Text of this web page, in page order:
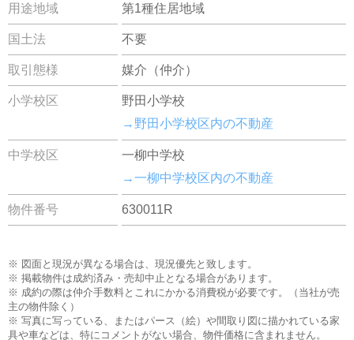
用途地域 第1種住居地域
国土法 不要
取引態様 媒介（仲介）
小学校区
野田小学校
→野田小学校区内の不動産
中学校区
一柳中学校
→一柳中学校区内の不動産
物件番号 630011R
※ 図面と現況が異なる場合は、現況優先と致します。
※ 掲載物件は成約済み・売却中止となる場合があります。
※ 成約の際は仲介手数料とこれにかかる消費税が必要です。（当社が売
主の物件除く）
※ 写真に写っている、またはパース（絵）や間取り図に描かれている家
具や車などは、特にコメントがない場合、物件価格に含まれません。